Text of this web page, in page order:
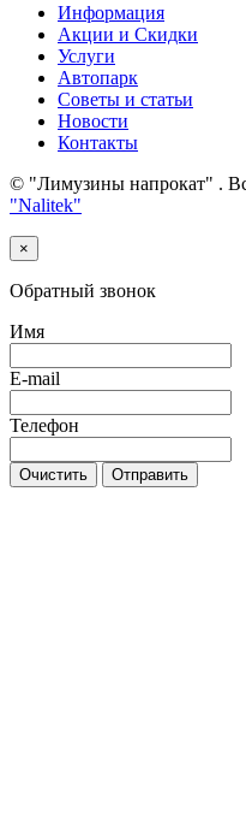
Информация
Акции и Скидки
Услуги
Автопарк
Советы и статьи
Новости
Контакты
© "Лимузины напрокат" .
"Nalitek"
×
Обратный звонок
Имя
E-mail
Телефон
Очистить Отправить